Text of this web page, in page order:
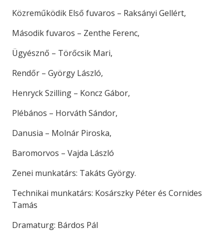
Közreműködik Első fuvaros – Raksányi Gellért,
Második fuvaros – Zenthe Ferenc,
Ügyésznő – Törőcsik Mari,
Rendőr – György László,
Henryck Szilling – Koncz Gábor,
Plébános – Horváth Sándor,
Danusia – Molnár Piroska,
Baromorvos – Vajda László
Zenei munkatárs: Takáts György.
Technikai munkatárs: Kosárszky Péter és Cornides
Tamás
Dramaturg: Bárdos Pál